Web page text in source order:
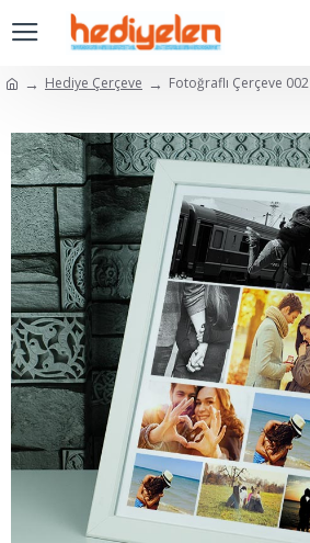
Hediye Çerçeve Fotoğraflı Çerçeve 002